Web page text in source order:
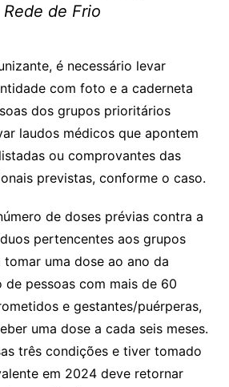
de Frio
é necessário levar
com foto e a caderneta
dos grupos prioritários
laudos médicos que apontem
ou comprovantes das
previstas, conforme o caso.
de doses prévias contra a
pertencentes aos grupos
uma dose ao ano da
de pessoas com mais de 60
e gestantes/puérperas,
uma dose a cada seis meses.
três condições e tiver tomado
em 2024 deve retornar